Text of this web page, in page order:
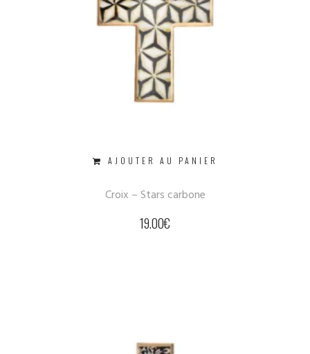
AJOUTER AU PANIER
Croix – Stars carbone
19.00€